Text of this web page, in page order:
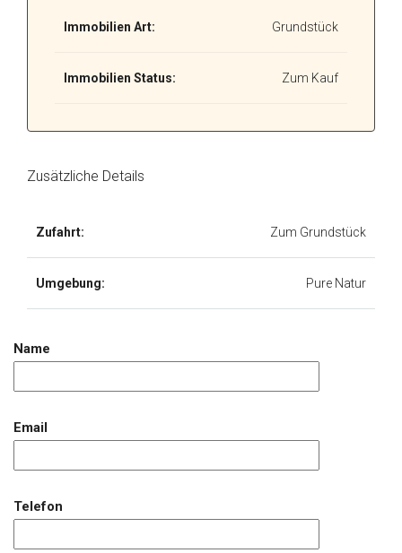
Immobilien Art: Grundstück
Immobilien Status: Zum Kauf
Zusätzliche Details
Zufahrt: Zum Grundstück
Umgebung: Pure Natur
Name
Email
Telefon